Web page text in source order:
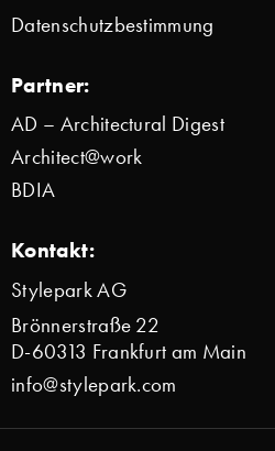
Datenschutzbestimmung
Partner:
AD – Architectural Digest
Architect@work
BDIA
Kontakt:
Stylepark AG
Brönnerstraße 22
D-60313 Frankfurt am Main
info@stylepark.com